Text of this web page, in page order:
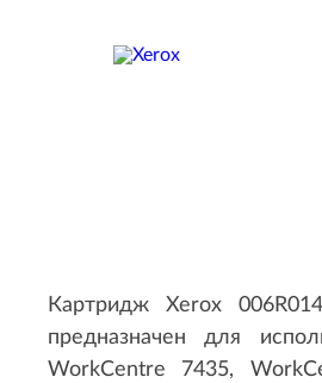
Картридж Xerox
предназначен для
WorkCentre 7435,